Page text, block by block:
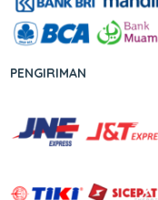
PENGIRIMAN